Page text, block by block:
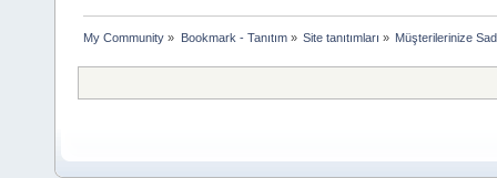
My Community » Bookmark - Tanıtım» Site tanıtımları » Müşterilerinize